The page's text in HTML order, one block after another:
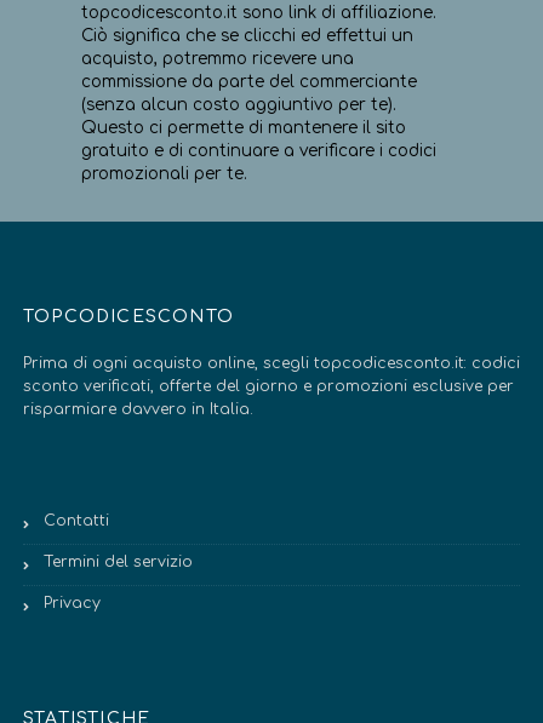
topcodicesconto.it sono link di affiliazione.
Ciò significa che se clicchi ed effettui un
acquisto, potremmo ricevere una
commissione da parte del commerciante
(senza alcun costo aggiuntivo per te).
Questo ci permette di mantenere il sito
gratuito e di continuare a verificare i codici
promozionali per te.
TOPCODICESCONTO
Prima di ogni acquisto online, scegli topcodicesconto.it: codici
sconto verificati, offerte del giorno e promozioni esclusive per
risparmiare davvero in Italia.
Contatti
Termini del servizio
Privacy
STATISTICHE